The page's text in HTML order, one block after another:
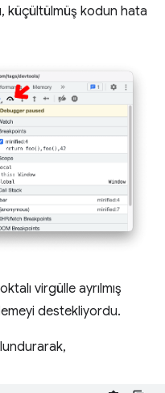
küçültülmüş kodun hata
virgülle ayrılmış
destekliyordu.